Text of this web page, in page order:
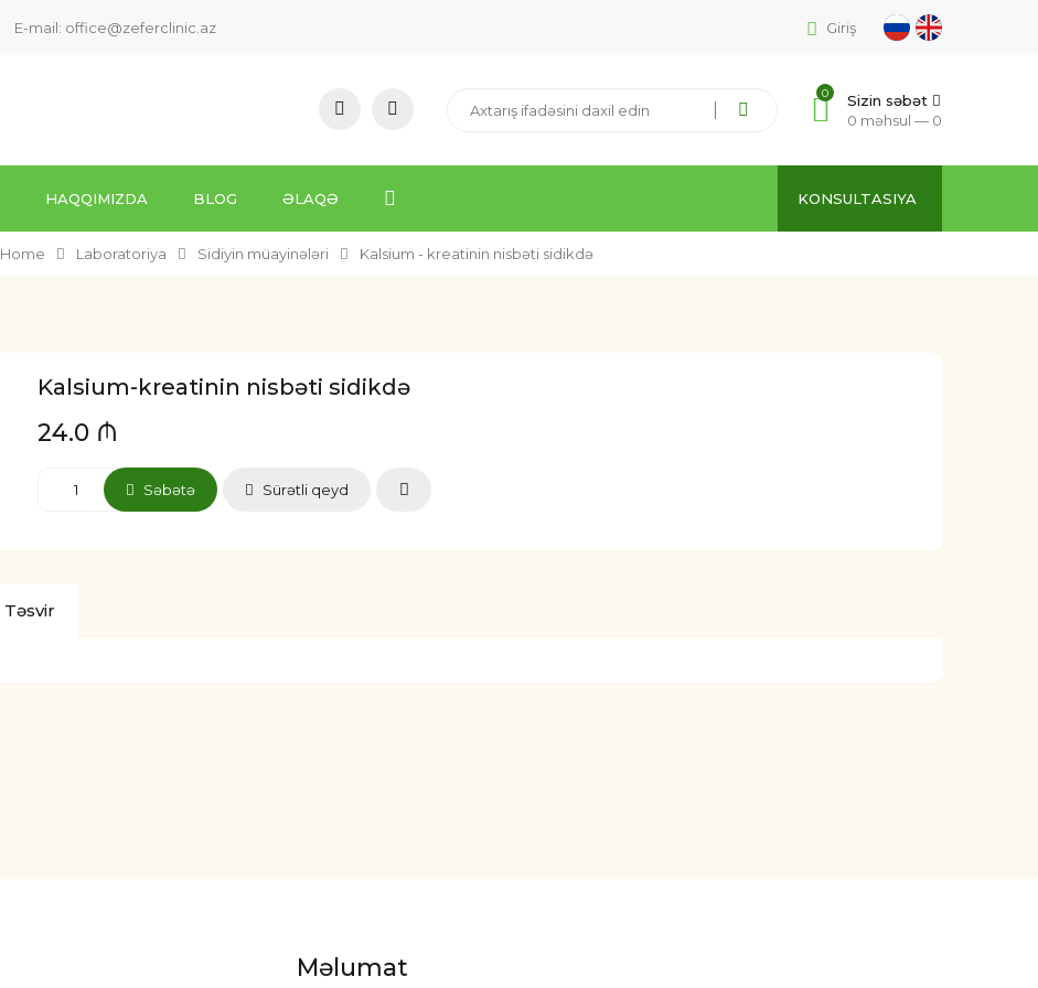
E-mail: office@zeferclinic.az Giriş
0
Sizin səbət
0 məhsul — 0
HAQQIMIZDA BLOG ƏLAQƏ KONSULTASIYA
Home Laboratoriya Sidiyin müayinələri Kalsium - kreatinin nisbəti sidikdə
Kalsium-kreatinin nisbəti sidikdə
24.0 ₼
Səbətə Sürətli qeyd
Təsvir
Məlumat